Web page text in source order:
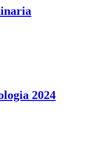
2024